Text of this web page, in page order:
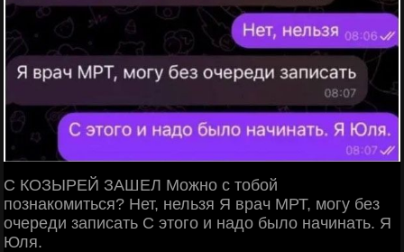
С КОЗЫРЕЙ ЗАШЕЛ Можно с тобой
познакомиться? Нет, нельзя Я врач МРТ, могу без
очереди записать С этого и надо было начинать. Я
Юля.